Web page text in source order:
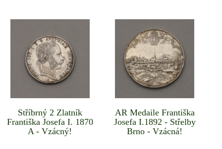
Stříbrný 2 Zlatník
Františka Josefa I. 1870
A - Vzácný!
AR Medaile Františka
Josefa I.1892 - Střelby
Brno - Vzácná!